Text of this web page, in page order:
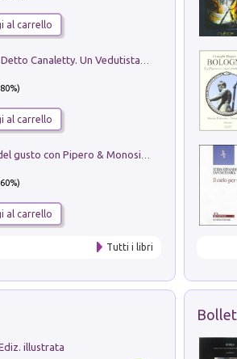
al carrello
al carrello
al carrello
Tutti i libri
illustrata